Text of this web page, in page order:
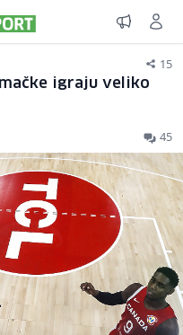
15
igraju veliko
45